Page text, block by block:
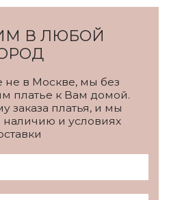
В ЛЮБОЙ
не в Москве, мы без
платье к Вам домой.
заказа платья, и мы
наличию и условиях